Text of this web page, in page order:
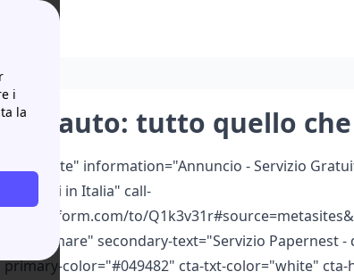
i
la
auto: tutto quello
information="Annuncio - Servizio
in Italia" call-
to/
Richiamare" secondary-text="Servizio Papernest
primary-color="#049482" cta-txt-color="white"